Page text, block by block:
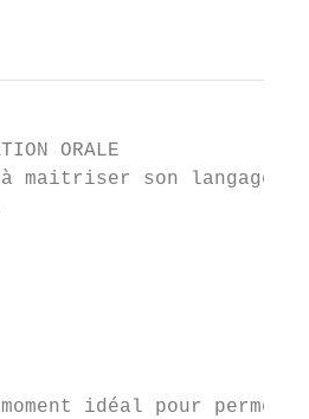
ORALE
maitriser son langage
idéal pour